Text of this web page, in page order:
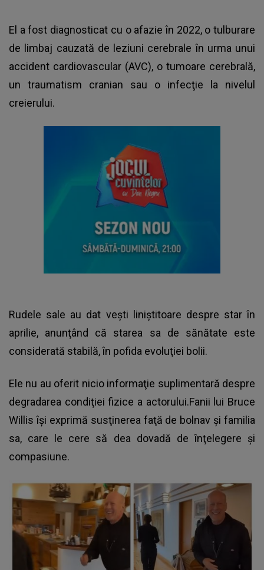
El a fost diagnosticat cu o afazie în 2022, o tulburare
de limbaj cauzată de leziuni cerebrale în urma unui
accident cardiovascular (AVC), o tumoare cerebrală,
un traumatism cranian sau o infecţie la nivelul
creierului.
Rudele sale au dat veşti liniştitoare despre star în
aprilie, anunţând că starea sa de sănătate este
considerată stabilă, în pofida evoluţiei bolii.
Ele nu au oferit nicio informaţie suplimentară despre
degradarea condiţiei fizice a actorului.Fanii lui Bruce
Willis îşi exprimă susţinerea faţă de bolnav şi familia
sa, care le cere să dea dovadă de înţelegere şi
compasiune.